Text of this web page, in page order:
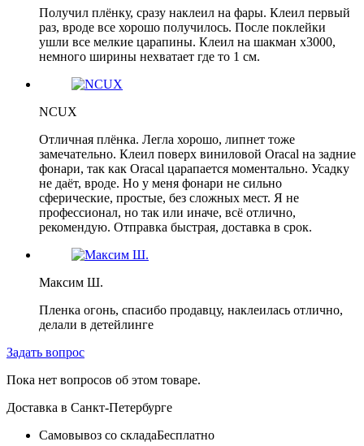
Получил плёнку, сразу наклеил на фары. Клеил первый
раз, вроде все хорошо получилось. После поклейки
ушли все мелкие царапины. Клеил на шакман х3000,
немного ширины нехватает где то 1 см.
NCUX
Отличная плёнка. Легла хорошо, липнет тоже
замечательно. Клеил поверх виниловой Oracal на задние
фонари, так как Oracal царапается моментально. Усадку
не даёт, вроде. Но у меня фонари не сильно
сферические, простые, без сложных мест. Я не
профессионал, но так или иначе, всё отлично,
рекомендую. Отправка быстрая, доставка в срок.
Максим Ш.
Пленка огонь, спасибо продавцу, наклеилась отлично,
делали в детейлинге
Задать вопрос
Пока нет вопросов об этом товаре.
Доставка в Санкт-Петербурге
Самовывоз со складаБесплатно